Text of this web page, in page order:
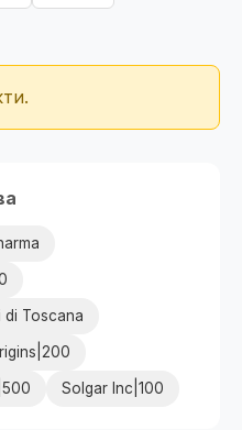
Toscana
Solgar Inc|100